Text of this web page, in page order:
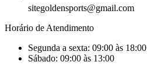
sitegoldensports@gmail.com
Horário de Atendimento
Segunda a sexta: 09:00 às 18:00
Sábado: 09:00 às 13:00